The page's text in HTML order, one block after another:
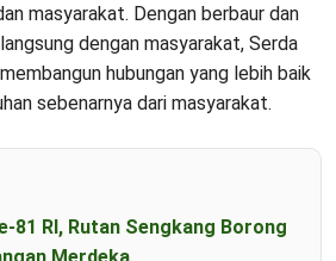
masyarakat. Dengan berbaur dan
dengan masyarakat, Serda
hubungan yang lebih baik
sebenarnya dari masyarakat.
81 RI, Rutan Sengkang Borong